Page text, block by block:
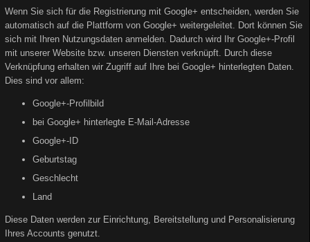
Wenn Sie sich für die Registrierung mit Google+ entscheiden, werden Sie
automatisch auf die Plattform von Google+ weitergeleitet. Dort können Sie
sich mit Ihren Nutzungsdaten anmelden. Dadurch wird Ihr Google+-Profil
mit unserer Website bzw. unseren Diensten verknüpft. Durch diese
Verknüpfung erhalten wir Zugriff auf Ihre bei Google+ hinterlegten Daten.
Dies sind vor allem:
Google+-Profilbild
bei Google+ hinterlegte E-Mail-Adresse
Google+-ID
Geburtstag
Geschlecht
Land
Diese Daten werden zur Einrichtung, Bereitstellung und Personalisierung
Ihres Accounts genutzt.